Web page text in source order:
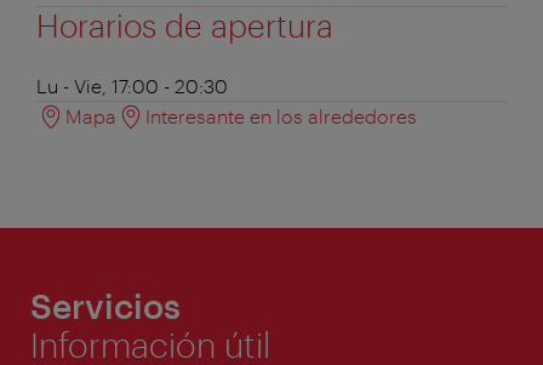
Horarios de apertura
Lu - Vie, 17:00 - 20:30
Mapa
Interesante en los alrededores
Servicios
Información útil